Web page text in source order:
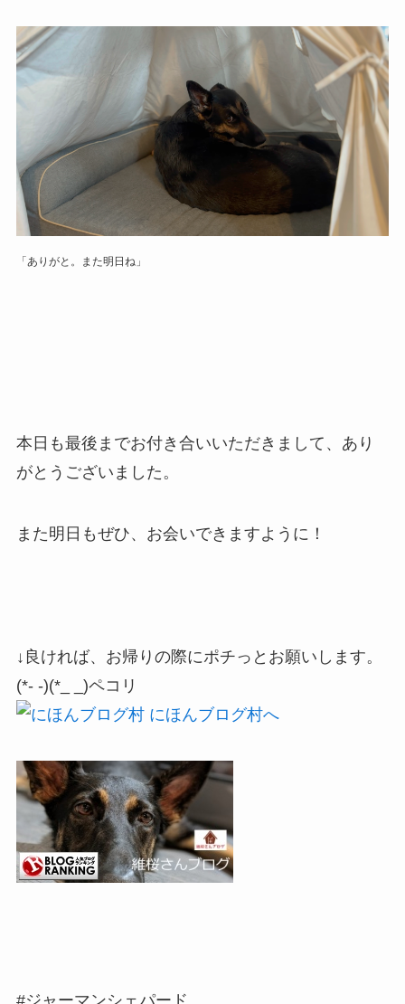
「ありがと。また明日ね」
本日も最後までお付き合いいただきまして、あり
がとうございました。
また明日もぜひ、お会いできますように！
↓良ければ、お帰りの際にポチっとお願いします。
(*- -)(*_ _)ペコリ
#ジャーマンシェパード